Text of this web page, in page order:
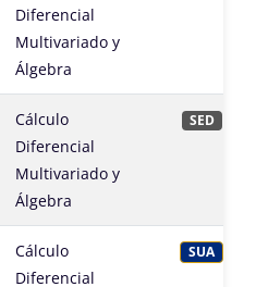
Diferencial
Multivariado y
Álgebra
Cálculo
Diferencial
Multivariado y
Álgebra
SED
Cálculo
Diferencial
SUA